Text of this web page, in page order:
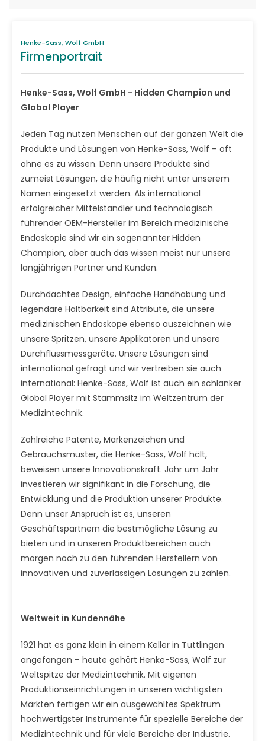
Henke-Sass, Wolf GmbH
Firmenportrait
Henke-Sass, Wolf GmbH - Hidden Champion und
Global Player
Jeden Tag nutzen Menschen auf der ganzen Welt die
Produkte und Lösungen von Henke-Sass, Wolf – oft
ohne es zu wissen. Denn unsere Produkte sind
zumeist Lösungen, die häufig nicht unter unserem
Namen eingesetzt werden. Als international
erfolgreicher Mittelständler und technologisch
führender OEM-Hersteller im Bereich medizinische
Endoskopie sind wir ein sogenannter Hidden
Champion, aber auch das wissen meist nur unsere
langjährigen Partner und Kunden.
Durchdachtes Design, einfache Handhabung und
legendäre Haltbarkeit sind Attribute, die unsere
medizinischen Endoskope ebenso auszeichnen wie
unsere Spritzen, unsere Applikatoren und unsere
Durchflussmessgeräte. Unsere Lösungen sind
international gefragt und wir vertreiben sie auch
international: Henke-Sass, Wolf ist auch ein schlanker
Global Player mit Stammsitz im Weltzentrum der
Medizintechnik.
Zahlreiche Patente, Markenzeichen und
Gebrauchsmuster, die Henke-Sass, Wolf hält,
beweisen unsere Innovationskraft. Jahr um Jahr
investieren wir signifikant in die Forschung, die
Entwicklung und die Produktion unserer Produkte.
Denn unser Anspruch ist es, unseren
Geschäftspartnern die bestmögliche Lösung zu
bieten und in unseren Produktbereichen auch
morgen noch zu den führenden Herstellern von
innovativen und zuverlässigen Lösungen zu zählen.
Weltweit in Kundennähe
1921 hat es ganz klein in einem Keller in Tuttlingen
angefangen – heute gehört Henke-Sass, Wolf zur
Weltspitze der Medizintechnik. Mit eigenen
Produktionseinrichtungen in unseren wichtigsten
Märkten fertigen wir ein ausgewähltes Spektrum
hochwertigster Instrumente für spezielle Bereiche der
Medizintechnik und für viele Bereiche der Industrie.